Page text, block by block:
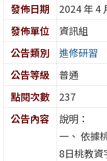
發佈日期
2024 年 4
發佈單位
資訊組
公告類別
進修研習
公告等級
普通
點閱次數
237
公告內容
說明：
一、 依據
8日桃教